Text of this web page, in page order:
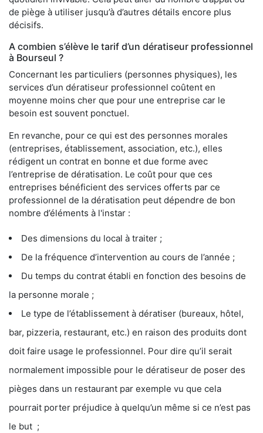
de piège à utiliser jusqu’à d’autres détails encore plus
décisifs.
A combien s’élève le tarif d’un dératiseur professionnel
à Bourseul ?
Concernant les particuliers (personnes physiques), les
services d’un dératiseur professionnel coûtent en
moyenne moins cher que pour une entreprise car le
besoin est souvent ponctuel.
En revanche, pour ce qui est des personnes morales
(entreprises, établissement, association, etc.), elles
rédigent un contrat en bonne et due forme avec
l’entreprise de dératisation. Le coût pour que ces
entreprises bénéficient des services offerts par ce
professionnel de la dératisation peut dépendre de bon
nombre d’éléments à l'instar :
Des dimensions du local à traiter ;
De la fréquence d’intervention au cours de l’année ;
Du temps du contrat établi en fonction des besoins de
la personne morale ;
Le type de l’établissement à dératiser (bureaux, hôtel,
bar, pizzeria, restaurant, etc.) en raison des produits dont
doit faire usage le professionnel. Pour dire qu’il serait
normalement impossible pour le dératiseur de poser des
pièges dans un restaurant par exemple vu que cela
pourrait porter préjudice à quelqu’un même si ce n’est pas
le but ;